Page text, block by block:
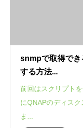
snmpで取得でき
する方法...
前回はスクリプト
にQNAPのディス
ま...